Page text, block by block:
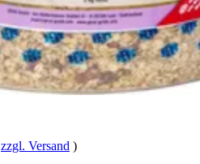
zzgl. Versand )